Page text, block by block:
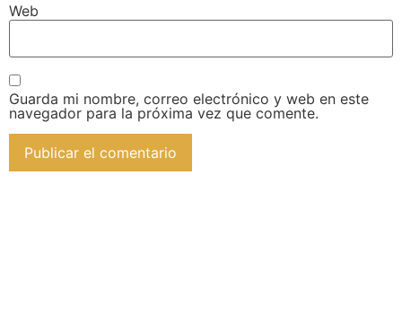
Web
Guarda mi nombre, correo electrónico y web en este
navegador para la próxima vez que comente.